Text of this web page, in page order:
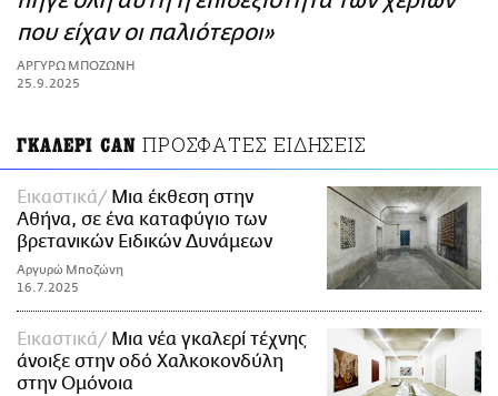
ΑΜΠΑ
PRINT
που είχαν οι παλιότεροι»
ΑΡΓΥΡΩ ΜΠΟΖΩΝΗ
25.9.2025
ΓΚΑΛΕΡΙ CAN ΠΡΟΣΦΑΤΕΣ ΕΙΔΗΣΕΙΣ
Εικαστικά
Μια έκθεση στην
Αθήνα, σε ένα καταφύγιο των
βρετανικών Ειδικών Δυνάμεων
Αργυρώ Μποζώνη
16.7.2025
Εικαστικά
Μια νέα γκαλερί τέχνης
άνοιξε στην οδό Χαλκοκονδύλη
στην Ομόνοια